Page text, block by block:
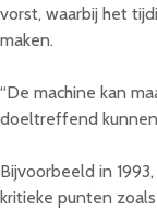
vorst, waarbij het
maken.
“De machine kan
doeltreffend kunnen
Bijvoorbeeld in
kritieke punten